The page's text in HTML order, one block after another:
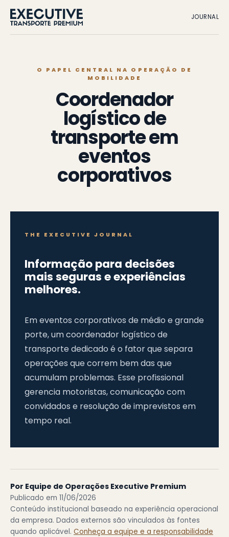
JOURNAL
O PAPEL CENTRAL NA OPERAÇÃO DE
MOBILIDADE
Coordenador
logístico de
transporte em
eventos
corporativos
THE EXECUTIVE JOURNAL
Informação para decisões
mais seguras e experiências
melhores.
Em eventos corporativos de médio e grande
porte, um coordenador logístico de
transporte dedicado é o fator que separa
operações que correm bem das que
acumulam problemas. Esse profissional
gerencia motoristas, comunicação com
convidados e resolução de imprevistos em
tempo real.
Por Equipe de Operações Executive Premium
Publicado em 11/06/2026
Conteúdo institucional baseado na experiência operacional
da empresa. Dados externos são vinculados às fontes
quando aplicável. Conheça a equipe e a responsabilidade